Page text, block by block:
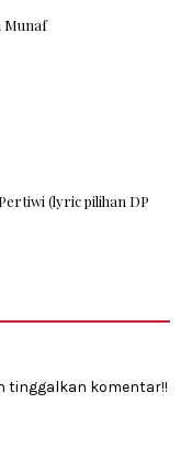
Munaf
(lyric pilihan DP
tinggalkan komentar!!